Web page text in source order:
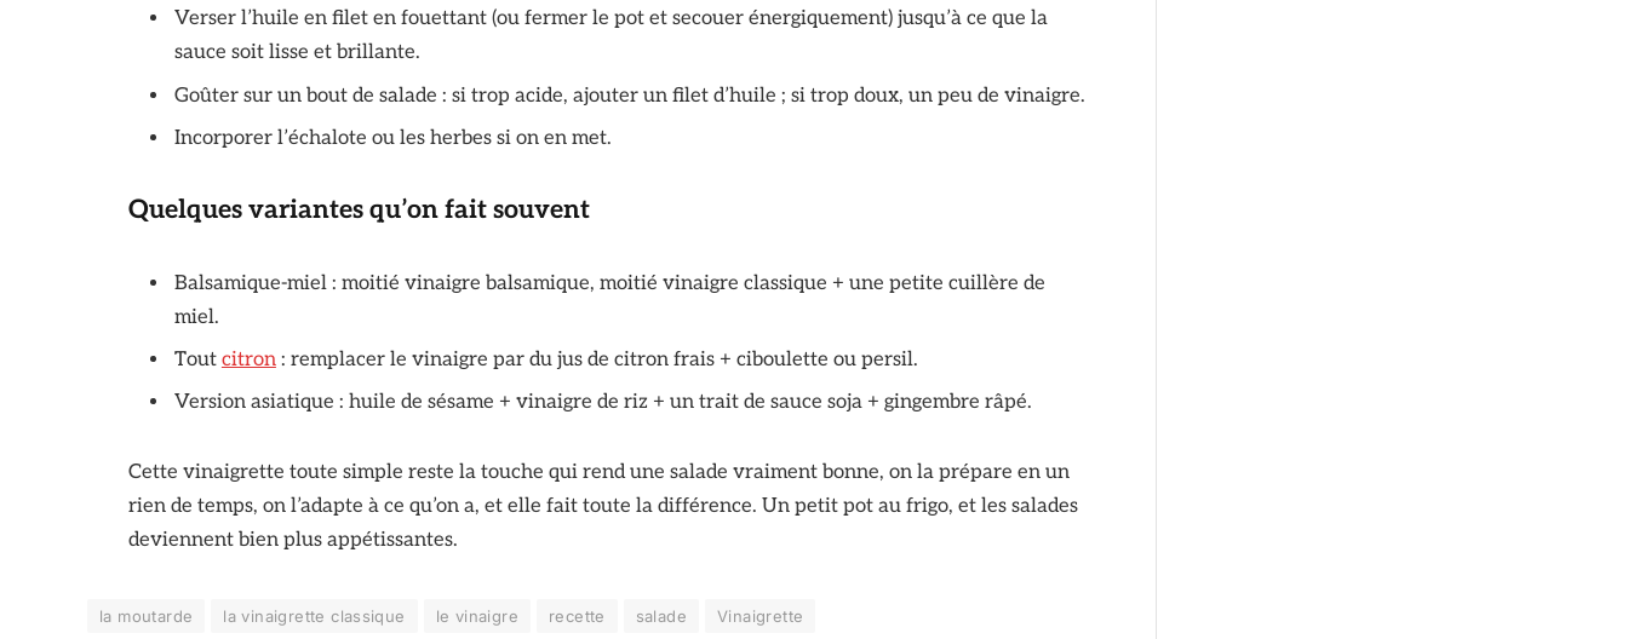
Verser l’huile en filet en fouettant (ou fermer le pot et secouer énergiquement) jusqu’à ce que la
sauce soit lisse et brillante.
Goûter sur un bout de salade : si trop acide, ajouter un filet d’huile ; si trop doux, un peu de vinaigre.
Incorporer l’échalote ou les herbes si on en met.
Quelques variantes qu’on fait souvent
Balsamique-miel : moitié vinaigre balsamique, moitié vinaigre classique + une petite cuillère de
miel.
Tout citron: remplacer le vinaigre par du jus de citron frais + ciboulette ou persil.
Version asiatique : huile de sésame + vinaigre de riz + un trait de sauce soja + gingembre râpé.
Cette vinaigrette toute simple reste la touche qui rend une salade vraiment bonne, on la prépare en un
rien de temps, on l’adapte à ce qu’on a, et elle fait toute la différence. Un petit pot au frigo, et les salades
deviennent bien plus appétissantes.
la moutarde la vinaigrette classique le vinaigre recette salade Vinaigrette